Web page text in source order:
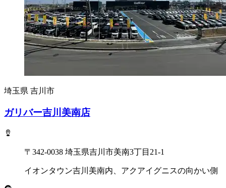
埼玉県 吉川市
ガリバー吉川美南店
〒342-0038 埼玉県吉川市美南3丁目21-1
イオンタウン吉川美南内、アクアイグニスの向かい側